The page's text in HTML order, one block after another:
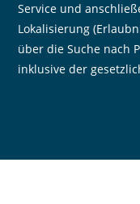
Service und
Lokalisierung
über die Suche nach
inklusive der